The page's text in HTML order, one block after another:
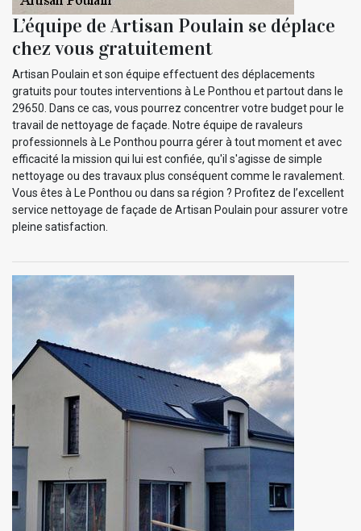
L’équipe de Artisan Poulain se déplace
chez vous gratuitement
Artisan Poulain et son équipe effectuent des déplacements
gratuits pour toutes interventions à Le Ponthou et partout dans le
29650. Dans ce cas, vous pourrez concentrer votre budget pour le
travail de nettoyage de façade. Notre équipe de ravaleurs
professionnels à Le Ponthou pourra gérer à tout moment et avec
efficacité la mission qui lui est confiée, qu'il s'agisse de simple
nettoyage ou des travaux plus conséquent comme le ravalement.
Vous êtes à Le Ponthou ou dans sa région ? Profitez de l’excellent
service nettoyage de façade de Artisan Poulain pour assurer votre
pleine satisfaction.